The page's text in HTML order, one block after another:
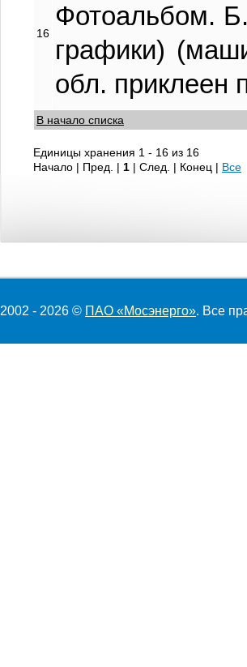
16
Фотоальбом.
графики)
обл. приклеен
В начало списка
Единицы хранения 1 - 16 из 16
Начало | Пред. | 1 | След. | Конец | Все
2002 - 2026 © ПАО «Мосэнерго». Все